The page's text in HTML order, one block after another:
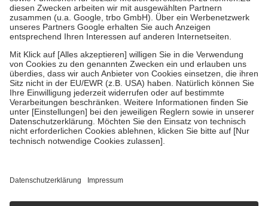
Zuzahlung zehn Prozent der Kosten sowie zehn Euro je
Verordnung.
Um das Engagement der Versicherten für ihre eigene Gesundheit zu
stärken und die besondere Stellung der Familie zu unterstützen,
fallenkeine Zuzahlungenan bei:
• Kindern und Jugendlichen bis zum vollendeten 18. Lebensjahr
mit Ausnahme der Fahrkosten
• Untersuchungen zur Vorsorge und Früherkennung, die von der
GKV getragen werden
• empfohlenen Schutzimpfungen
• Harn- und Blutteststreifen
getroffen, um sicherzustellen, dass es sich um echte Bewertungen
https://help.etrusted.com/hc/de/articles/4419944605341